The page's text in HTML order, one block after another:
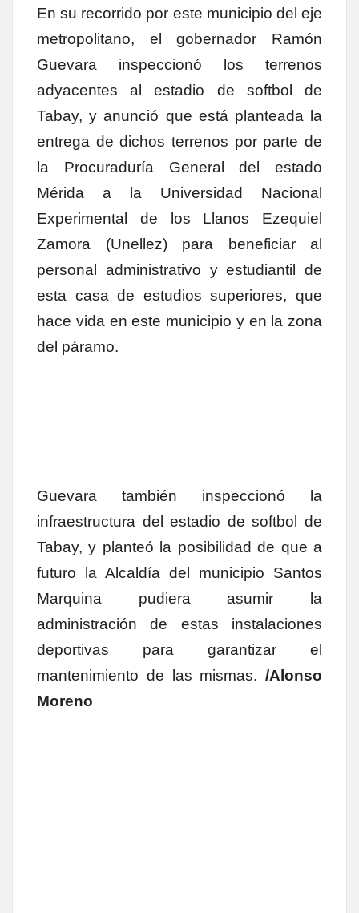
En su recorrido por este municipio del eje
metropolitano, el gobernador Ramón
Guevara inspeccionó los terrenos
adyacentes al estadio de softbol de
Tabay, y anunció que está planteada la
entrega de dichos terrenos por parte de
la Procuraduría General del estado
Mérida a la Universidad Nacional
Experimental de los Llanos Ezequiel
Zamora (Unellez) para beneficiar al
personal administrativo y estudiantil de
esta casa de estudios superiores, que
hace vida en este municipio y en la zona
del páramo.
Guevara también inspeccionó la
infraestructura del estadio de softbol de
Tabay, y planteó la posibilidad de que a
futuro la Alcaldía del municipio Santos
Marquina pudiera asumir la
administración de estas instalaciones
deportivas para garantizar el
mantenimiento de las mismas. /Alonso
Moreno